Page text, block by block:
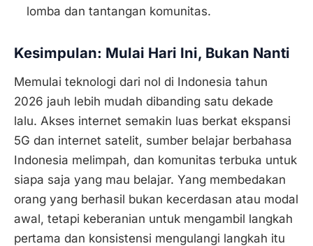
lomba dan tantangan komunitas.
Kesimpulan: Mulai Hari Ini, Bukan Nanti
Memulai teknologi dari nol di Indonesia tahun
2026 jauh lebih mudah dibanding satu dekade
lalu. Akses internet semakin luas berkat ekspansi
5G dan internet satelit, sumber belajar berbahasa
Indonesia melimpah, dan komunitas terbuka untuk
siapa saja yang mau belajar. Yang membedakan
orang yang berhasil bukan kecerdasan atau modal
awal, tetapi keberanian untuk mengambil langkah
pertama dan konsistensi mengulangi langkah itu